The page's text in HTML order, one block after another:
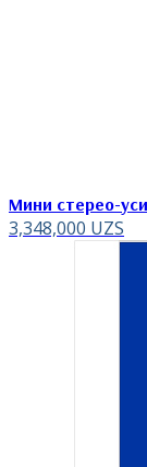
Мини стерео-
3,348,000 UZS